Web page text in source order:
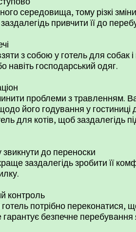
середовища, тому різкі
привчити її до
з собою у готель для собак
навіть господарський одяг.
проблеми з травленням.
його годування у
для котів, щоб заздалегідь
звикнути до переноски
заздалегідь зробити її
контроль
потрібно переконатися,
безпечне